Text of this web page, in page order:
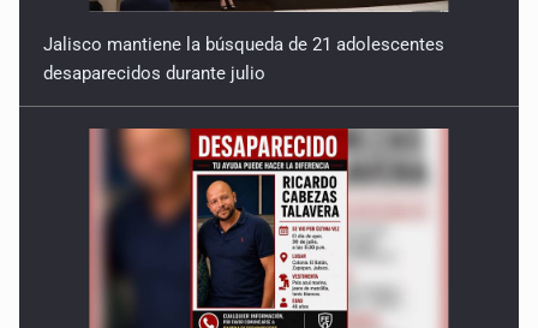
Jalisco mantiene la búsqueda de 21 adolescentes
desaparecidos durante julio